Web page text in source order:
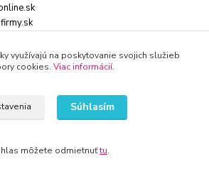
využívajú na poskytovanie svojich služieb
cookies. Viac informácií.
Súhlasím
môžete odmietnuťtu.